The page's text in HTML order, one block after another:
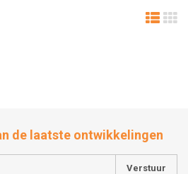
de laatste ontwikkelingen
Verstuur